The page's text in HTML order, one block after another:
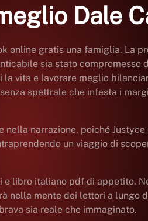
Dale
gratis una famiglia. La
sia stato compromesso
vita e lavorare meglio
spettrale che infesta i
narrazione, poiché
un viaggio di
libro italiano pdf di appetito.
mente dei lettori a lungo
sia reale che immaginato.